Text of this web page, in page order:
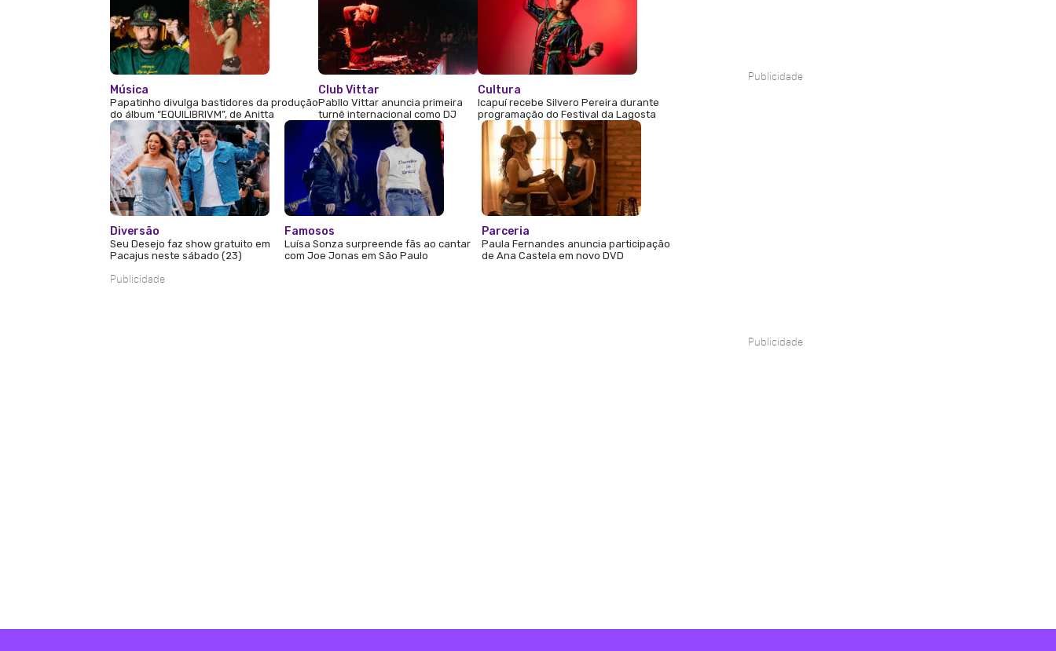
Música
Papatinho divulga bastidores da produção
do álbum “EQUILIBRIVM”, de Anitta
Club Vittar
Pabllo Vittar anuncia primeira
turnê internacional como DJ
Cultura
Icapuí recebe Silvero Pereira durante
programação do Festival da Lagosta
Diversão
Seu Desejo faz show gratuito em
Pacajus neste sábado (23)
Famosos
Luísa Sonza surpreende fãs ao cantar
com Joe Jonas em São Paulo
Parceria
Paula Fernandes anuncia participação
de Ana Castela em novo DVD
Publicidade
Publicidade
Publicidade